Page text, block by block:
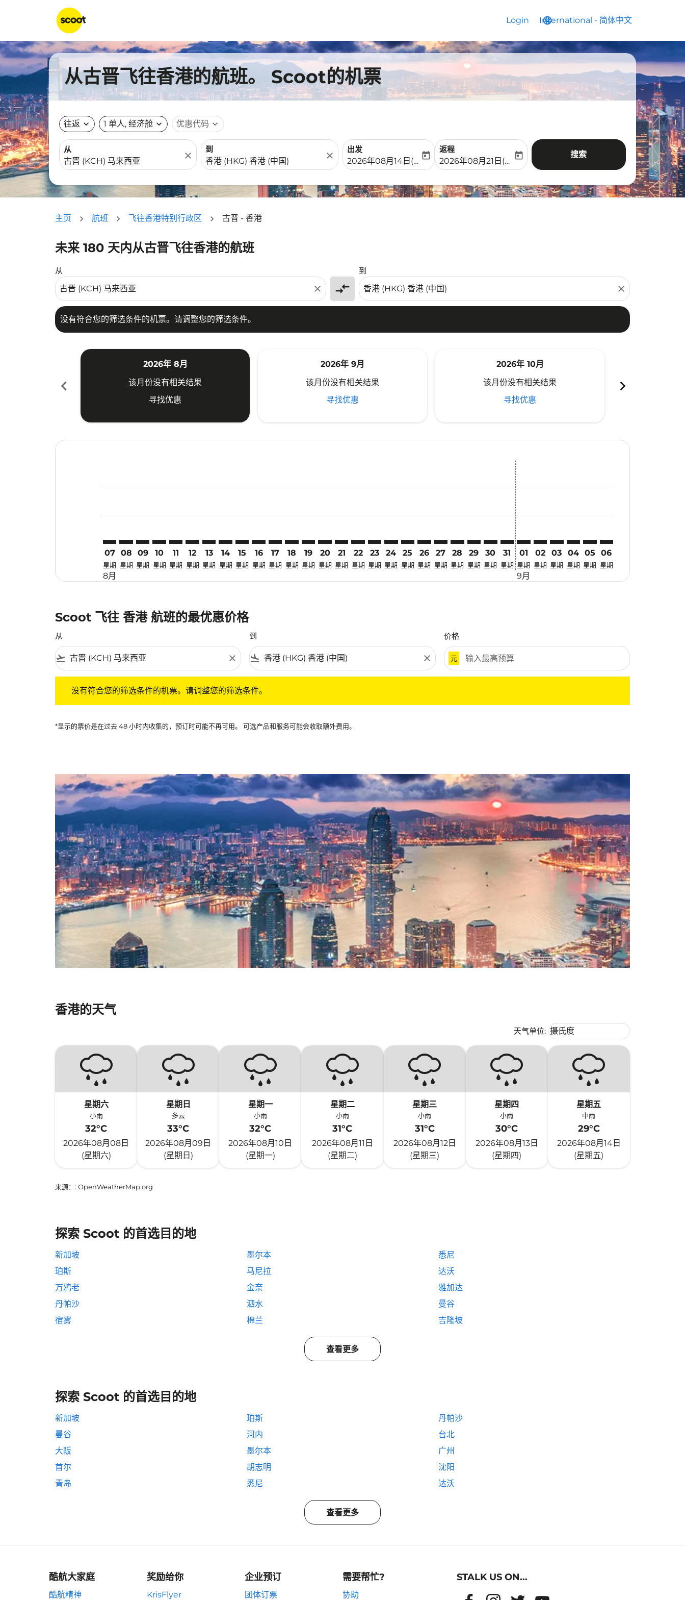
Login language
International - 简体中文
keyboard_arrow_down
从古晋飞往香港的航班。 Scoot的机票
往返 expand_more 1 单人, 经济舱 expand_more 优惠代码 expand_more
从
close
到
close
出发
fc-booking-departure-date-aria-label
2026年08月14日(周五)
today
返程
fc-booking-return-date-aria-label
2026年08月21日(周五)
today 搜索
主页 航班 飞往香港特别行政区 古晋 - 香港
未来 180 天内从古晋飞往香港的航班
从
close compare_arrows
到
close
没有符合您的筛选条件的机票。请调整您的筛选条件。
没有符合您的筛选条件的机票。请调整您的筛选条件。
chevron_left
2026年 8月
该月份没有相关结果
寻找优惠
2026年 9月
该月份没有相关结果
寻找优惠
2026年 10月
该月份没有相关结果
寻找优惠
chevron_right
07
星期
8月
08
星期
09
星期
10
星期
11
星期
12
星期
13
星期
14
星期
15
星期
16
星期
17
星期
18
星期
19
星期
20
星期
KCH–HKG: cmp-view-offers-disclaimer. 寻找优惠
21
星期
KCH–HKG: cmp-view-offers-disclaimer. 寻找优惠
22
星期
KCH–HKG: cmp-view-offers-disclaimer. 寻找优惠
23
星期
KCH–HKG: cmp-view-offers-disclaimer. 寻找优惠
24
星期
KCH–HKG: cmp-view-offers-disclaimer. 寻找优惠
25
星期
KCH–HKG: cmp-view-offers-disclaimer. 寻找优惠
26
星期
KCH–HKG: cmp-view-offers-disclaimer. 寻找优惠
27
星期
KCH–HKG: cmp-view-offers-disclaimer. 寻找优惠
28
星期
KCH–HKG: cmp-view-offers-disclaimer. 寻找优惠
29
星期
KCH–HKG: cmp-view-offers-disclaimer. 寻找优惠
30
星期
KCH–HKG: cmp-view-offers-disclaimer. 寻找优惠
31
星期
01
星期
9月
02
星期
03
星期
04
星期
05
星期
06
星期
Scoot 飞往 香港 航班的最优惠价格
从
flight_takeoff close
到
flight_land close
价格
元
没有符合您的筛选条件的机票。请调整您的筛选条件。
*显示的票价是在过去 48 小时内收集的，预订时可能不再可用。 可选产品和服务可能会收取额外费用。
香港的天气
天气单位: Weather unit option 摄氏度
摄氏度
keyboard_arrow_down
星期六
小雨
32°C
2026年08月08日
(星期六)
星期日
多云
33°C
2026年08月09日
(星期日)
星期一
小雨
32°C
2026年08月10日
(星期一)
星期二
小雨
31°C
2026年08月11日
(星期二)
星期三
小雨
31°C
2026年08月12日
(星期三)
星期四
小雨
30°C
2026年08月13日
(星期四)
星期五
中雨
29°C
2026年08月14日
(星期五)
来源： : OpenWeatherMap.org
探索 Scoot 的首选目的地
新加坡 墨尔本
悉尼
珀斯
马尼拉
达沃
万鸦老
金奈
雅加达
丹帕沙
泗水
曼谷
宿雾
棉兰 吉隆坡
查看更多
探索 Scoot 的首选目的地
新加坡 珀斯
丹帕沙
曼谷
河内
台北
大阪
墨尔本
广州
首尔
胡志明
沈阳
青岛
悉尼 达沃
查看更多
酷航大家庭
酷航精神
奖励给你
KrisFlyer
企业预订
团体订票
需要帮忙?
协助
STALK US ON...